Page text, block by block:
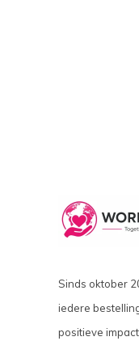
Sinds oktober
iedere
positieve impact